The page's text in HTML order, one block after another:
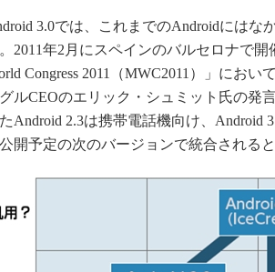
3.0では、これまでのAndroidにはな
2011年2月にスペインのバルセロナで
Congress 2011（MWC2011）」にお
ルCEOのエリック・シュミット氏の発
Android 2.3は携帯電話機向け、Android
開予定の次のバージョンで統合される